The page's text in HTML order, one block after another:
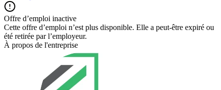
Offre d’emploi inactive
Cette offre d’emploi n’est plus disponible. Elle a peut-être expiré ou
été retirée par l’employeur.
À propos de l'entreprise